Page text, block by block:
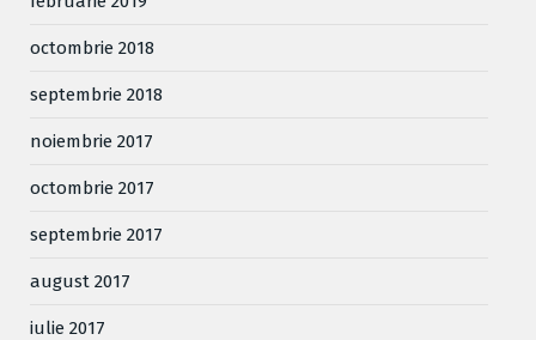
octombrie 2018
septembrie 2018
noiembrie 2017
octombrie 2017
septembrie 2017
august 2017
iulie 2017